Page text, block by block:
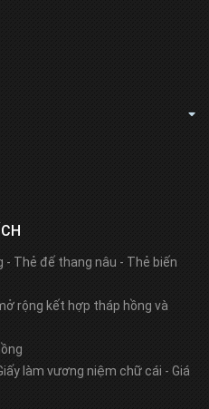
- Thẻ đế thang nâu - Thẻ biến
rộng kết hợp tháp hồng và
làm vương niệm chữ cái - Giá